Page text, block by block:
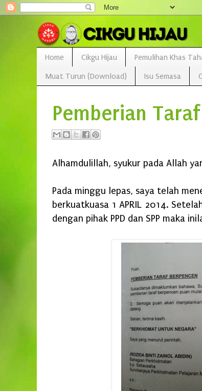
Home Cikgu Hijau Pemulihan Khas
Muat Turun (Download) Isu Semasa
Pemberian
Alhamdulillah, syukur pada Allah
Pada minggu lepas, saya telah
berkuatkuasa 1 APRIL 2014.
dengan pihak PPD dan SPP maka